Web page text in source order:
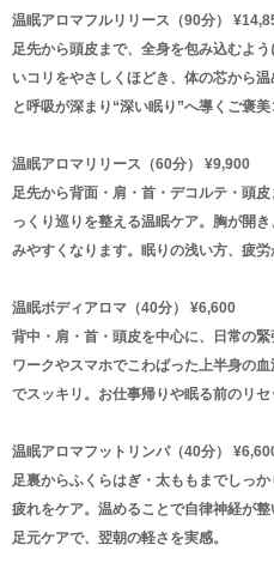
温眠アロマフルリリース（90分）
足先から頭皮まで、全身を包み込むよ
いコリをやさしくほどき、体の芯から
と呼吸が深まり“深い眠り”へ導くご褒美
温眠アロマリリース（60分） ¥9,900
足先から背面・肩・首・デコルテ・頭
っくり巡りを整える温眠ケア。胸が開
みやすくなります。眠りの浅い方、疲労
温眠ボディアロマ（40分） ¥6,600
背中・肩・首・頭皮を中心に、日常の
ワークやスマホでこわばった上半身の
でスッキリ。お仕事帰りや眠る前のリセ
温眠アロマフットリンパ（40分）
足裏からふくらはぎ・太ももまでしっ
疲れをケア。温めることで自律神経が
足元ケアで、翌朝の軽さを実感。